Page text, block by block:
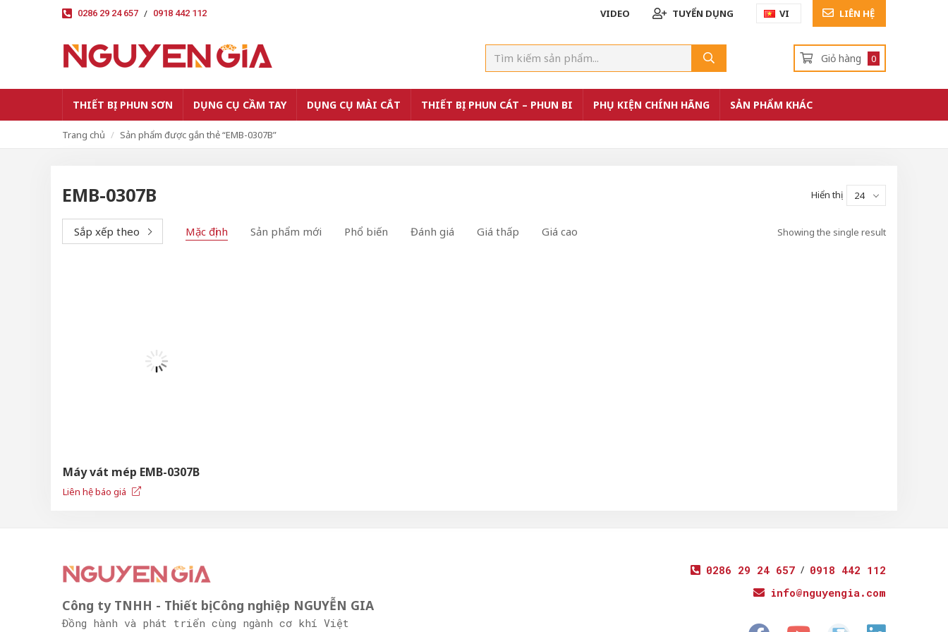
0286 29 24 657 / 0918 442 112 VIDEO TUYỂN DỤNG VI LIÊN HỆ
Giỏ hàng 0
THIẾT BỊ PHUN SƠN DỤNG CỤ CẦM TAY DỤNG CỤ MÀI CẮT THIẾT BỊ PHUN CÁT – PHUN BI PHỤ KIỆN CHÍNH HÃNG SẢN PHẨM KHÁC
Trang chủ Sản phẩm được gắn thẻ “EMB-0307B”
EMB-0307B Hiển thị 24
Sắp xếp theo Mặc định Sản phẩm mới Phổ biến Đánh giá Giá thấp Giá cao Showing the single result
Máy vát mép EMB-0307B
Liên hệ báo giá
Công ty TNHH - Thiết bị Công nghiệp NGUYỄN GIA
Đồng hành và phát triển cùng ngành cơ khí Việt
0286 29 24 657 / 0918 442 112
info@nguyengia.com